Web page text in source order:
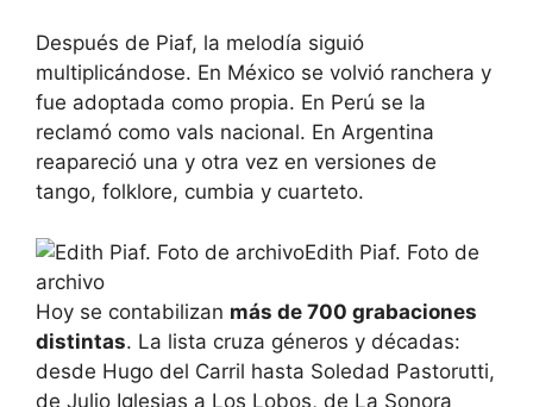
Después de Piaf, la melodía siguió
multiplicándose. En México se volvió ranchera y
fue adoptada como propia. En Perú se la
reclamó como vals nacional. En Argentina
reapareció una y otra vez en versiones de
tango, folklore, cumbia y cuarteto.
Edith Piaf. Foto de
archivo
Hoy se contabilizan más de 700 grabaciones
distintas. La lista cruza géneros y décadas:
desde Hugo del Carril hasta Soledad Pastorutti,
de Julio Iglesias a Los Lobos, de La Sonora